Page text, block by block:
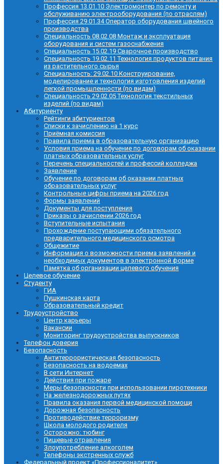
Профессия 13.01.10 Электромонтер по ремонту и
обслуживанию электрооборудования (по отраслям)
Профессия 29.01.34 Оператор оборудования швейного
производства
Специальность 08.02.08 Монтаж и эксплуатация
оборудования и систем газоснабжения
Специальность 15.02.19 Сварочное производство
Специальность 19.02.11 Технология продуктов питания
из растительного сырья
Специальность: 29.02.10 Конструирование,
моделирование и технология изготовления изделий
легкой промышленности (по видам)
Специальность 29.02.05 Технология текстильных
изделий (по видам)
Абитуриенту
Рейтинги абитуриентов
Списки к зачислению на 1 курс
Приёмная комиссия
Правила приема в образовательную организацию
Условия приема на обучение по договорам об оказании
платных образовательных услуг
Перечень специальностей и профессий колледжа
Заявление
Обучение по договорам об оказании платных
образовательных услуг
Контрольные цифры приема на 2026 год
Формы заявлений
Документы для поступления
Приказы о зачислении 2026 год
Вступительные испытания
Прохождение поступающими обязательного
предварительного медицинского осмотра
Общежитие
Информация о возможности приема заявлений и
необходимых документов в электронной форме
Памятка об организации целевого обучения
Целевое обучение
Студенту
ГИА
Пушкинская карта
Образовательный кредит
Трудоустройство
Центр карьеры
Вакансии
Мониторинг трудоустройства выпускников
Телефон доверия
Безопасность
Антитеррористическая безопасность
Безопасность на водоемах
В сети Интернет
Действия при пожаре
Меры безопасности при использовании пиротехники
На железнодорожных путях
Правила оказания первой медицинской помощи
Дорожная безопасность
Противодействие терроризму
Школа молодого родителя
Осторожно: тюбинг
Пищевые отравления
Злоупотребление алкоголем
Телефоны экстренных служб
Федеральный проект «Профессионалитет»